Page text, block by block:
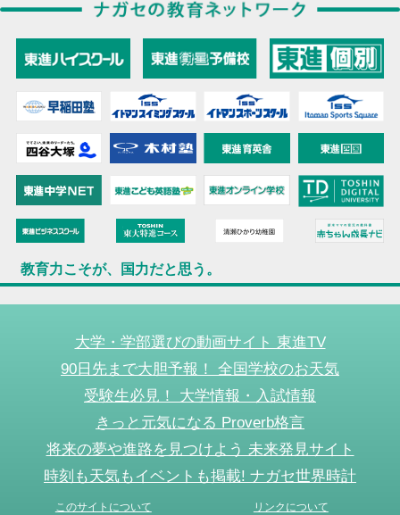
教育力こそが、国力だと思う。
大学・学部選びの動画サイト 東進TV
90日先まで大胆予報！ 全国学校のお天気
受験生必見！ 大学情報・入試情報
きっと元気になる Proverb格言
将来の夢や進路を見つけよう 未来発見サイト
時刻も天気もイベントも掲載! ナガセ世界時計
このサイトについて リンクについて